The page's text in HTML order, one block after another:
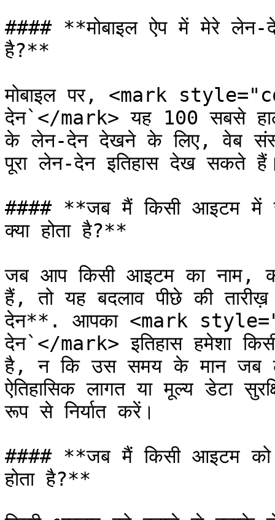
#### **मोबाइल ऐप में मेरे लेन-
है?**
मोबाइल पर, <mark
देन`</mark> यह 100 सबसे हाल
के लेन-देन देखने के लिए, वेब
पूरा लेन-देन इतिहास देख सकते
#### **जब मैं किसी आइटम में
क्या होता है?**
जब आप किसी आइटम का नाम,
हैं, तो यह बदलाव पीछे की
देन**. आपका <mark
देन`</mark> इतिहास हमेशा
है, न कि उस समय के मान जब
ऐतिहासिक लागत या मूल्य डेटा
रूप से निर्यात करें।
#### **जब मैं किसी आइटम को
होता है?**